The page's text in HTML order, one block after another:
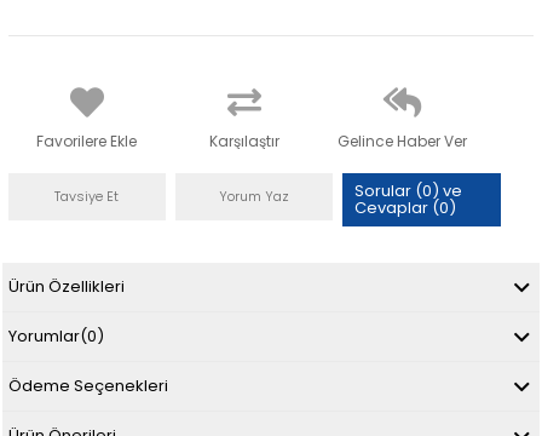
Favorilere Ekle Karşılaştır Gelince Haber Ver
Tavsiye Et Yorum Yaz Sorular (0) ve
Cevaplar (0)
Ürün Özellikleri
Yorumlar(0)
Ödeme Seçenekleri